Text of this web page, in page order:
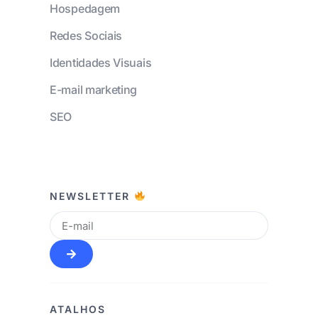
Hospedagem
Redes Sociais
Identidades Visuais
E-mail marketing
SEO
NEWSLETTER
ATALHOS